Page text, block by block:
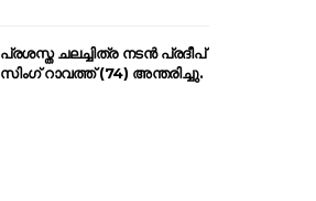
പ്രശസ്ത ചലച്ചിത്ര നടൻ പ്രദീപ്
സിംഗ് റാവത്ത് (74) അന്തരിച്ചു.